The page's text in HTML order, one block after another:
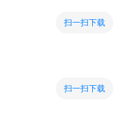
扫一扫下载
扫一扫下载